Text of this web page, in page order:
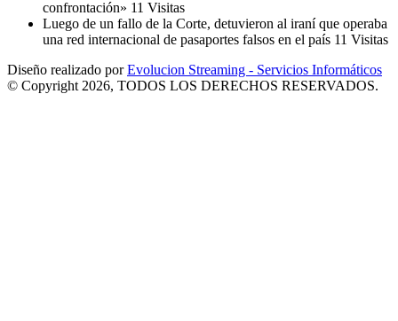
confrontación» 11 Visitas
Luego de un fallo de la Corte, detuvieron al iraní que operaba
una red internacional de pasaportes falsos en el país 11 Visitas
Diseño realizado porEvolucion Streaming - Servicios Informáticos
© Copyright 2026, TODOS LOS DERECHOS RESERVADOS.